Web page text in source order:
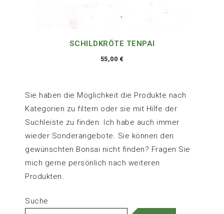
SCHILDKRÖTE TENPAI
55,00 €
Sie haben die Möglichkeit die Produkte nach
Kategorien zu filtern oder sie mit Hilfe der
Suchleiste zu finden. Ich habe auch immer
wieder Sonderangebote. Sie können den
gewünschten Bonsai nicht finden? Fragen Sie
mich gerne persönlich nach weiteren
Produkten.
Suche